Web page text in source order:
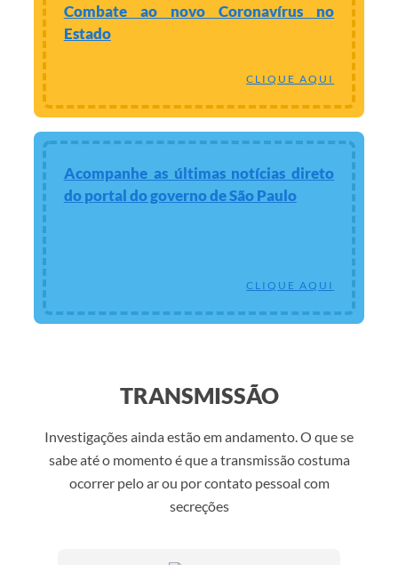
Combate ao novo Coronavírus no
Estado
CLIQUE AQUI
Acompanhe as últimas notícias direto
do portal do governo de São Paulo
CLIQUE AQUI
TRANSMISSÃO
Investigações ainda estão em andamento. O que se
sabe até o momento é que a transmissão costuma
ocorrer pelo ar ou por contato pessoal com
secreções